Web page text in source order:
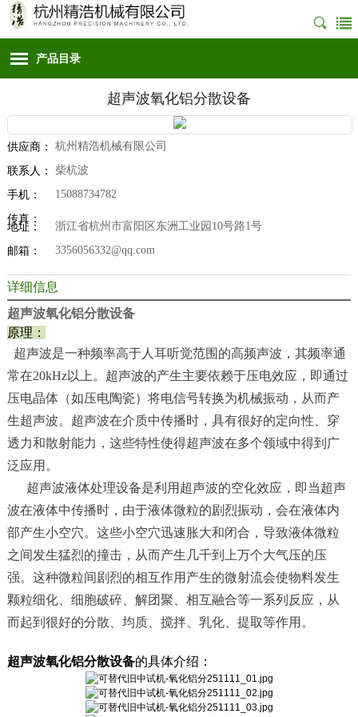
产品目录
超声波氧化铝分散设备
供应商： 杭州精浩机械有限公司
联系人： 柴杭波
手机： 15088734782
传真：
地址： 浙江省杭州市富阳区东洲工业园10号路1号
邮箱： 3356056332@qq.com
详细信息
超声波氧化铝分散设备
原理：
超声波是一种频率高于人耳听觉范围的高频声波，其频率通
常在20kHz以上。超声波的产生主要依赖于压电效应，即通过
压电晶体（如压电陶瓷）将电信号转换为机械振动，从而产
生超声波。超声波在介质中传播时，具有很好的定向性、穿
透力和散射能力，这些特性使得超声波在多个领域中得到广
泛应用。
超声波液体处理设备是利用超声波的空化效应，即当超声
波在液体中传播时，由于液体微粒的剧烈振动，会在液体内
部产生小空穴。这些小空穴迅速胀大和闭合，导致液体微粒
之间发生猛烈的撞击，从而产生几千到上万个大气压的压
强。这种微粒间剧烈的相互作用产生的微射流会使物料发生
颗粒细化、细胞破碎、解团聚、相互融合等一系列反应，从
而起到很好的分散、均质、搅拌、乳化、提取等作用。
超声波氧化铝分散设备的具体介绍：